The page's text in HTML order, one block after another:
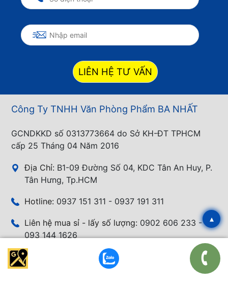
LIÊN HỆ TƯ VẤN
Công Ty TNHH Văn Phòng Phẩm BA NHẤT
GCNDKKD số 0313773664 do Sở KH-ĐT TPHCM
cấp 25 Tháng 04 Năm 2016
Địa Chỉ: B1-09 Đường Số 04, KDC Tân An Huy, P.
Tân Hưng, Tp.HCM
Hotline: 0937 151 311 - 0937 191 311
Liên hệ mua sỉ - lấy số lượng: 0902 606 233 -
093 144 1626
Phản ánh - Khiếu nại:0902 606 233
▴